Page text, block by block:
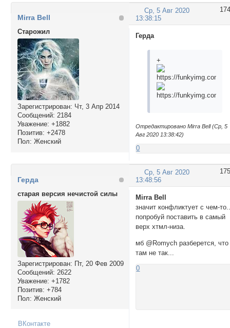
174
Ср, 5 Авг 2020
13:38:15
Mirra Bell
Cтарожил
Зарегистрирован: Чт, 3 Апр 2014
Сообщений: 2184
Уважение: +1882
Позитив: +2478
Пол: Женский
Герда
+
Отредактировано Mirra Bell (Ср, 5
Авг 2020 13:38:42)
0
175
Ср, 5 Авг 2020
13:48:56
Герда
старая версия нечистой силы
Зарегистрирован: Пт, 20 Фев 2009
Сообщений: 2622
Уважение: +1782
Позитив: +784
Пол: Женский
Mirra Bell
значит конфликтует с чем-
попробуй поставить в самый
верх хтмл-низа.
мб @Romych разберется, что
там не так...
0
ВКонтакте